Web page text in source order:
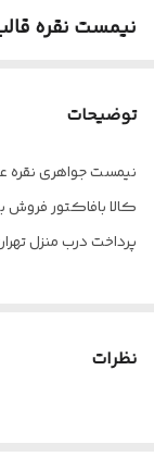
نیمست نقره
توضیحات
کالا بافاکتور فروش
پرداخت درب منزل
نظرات